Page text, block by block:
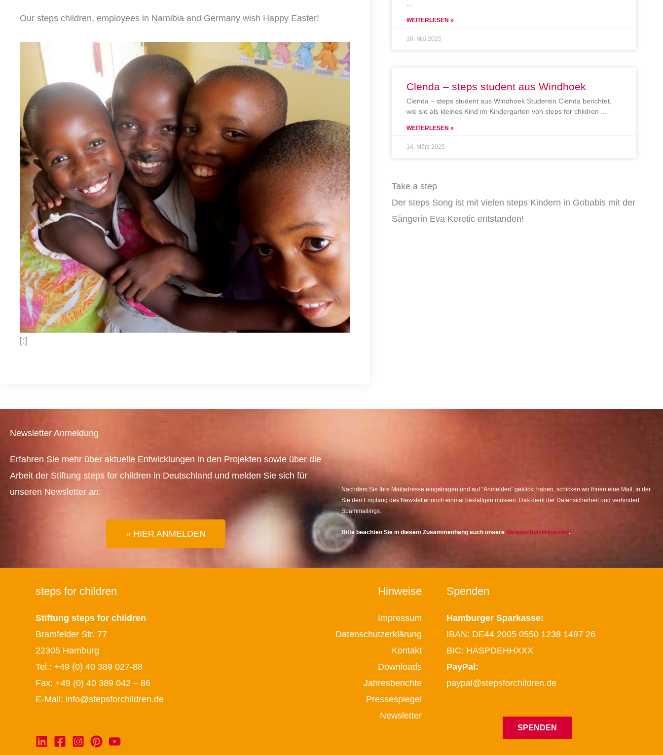
Our steps children, employees in Namibia and Germany wish Happy Easter!
[:]
WEITERLESEN »
30. Mai 2025
Clenda – steps student aus Windhoek
Clenda – steps student aus Windhoek Studentin Clenda berichtet,
wie sie als kleines Kind im Kindergarten von steps for children
WEITERLESEN »
14. März 2025
Take a step
Der steps Song ist mit vielen steps Kindern in Gobabis mit der
Sängerin Eva Keretic entstanden!
Newsletter Anmeldung
Erfahren Sie mehr über aktuelle Entwicklungen in den Projekten sowie über die
Arbeit der Stiftung steps for children in Deutschland und melden Sie sich für
unseren Newsletter an:
» HIER ANMELDEN
Nachdem Sie Ihre Mailadresse eingetragen und auf “Anmelden” geklickt haben, schicken wir Ihnen eine Mail, in der
Sie den Empfang des Newsletter noch einmal bestätigen müssen. Das dient der Datensicherheit und verhindert
Spammailings.
Bitte beachten Sie in diesem Zusammenhang auch unsere Datenschutzerklärung.
steps for children
Stiftung steps for children
Bramfelder Str. 77
22305 Hamburg
Tel.: +49 (0) 40 389 027-88
Fax: +49 (0) 40 389 042 – 86
E-Mail: info@stepsforchildren.de
Hinweise
Impressum
Datenschutzerklärung
Kontakt
Downloads
Jahresberichte
Pressespiegel
Newsletter
Spenden
Hamburger Sparkasse:
IBAN: DE44 2005 0550 1238 1497 26
BIC: HASPDEHHXXX
PayPal:
paypal@stepsforchildren.de
SPENDEN